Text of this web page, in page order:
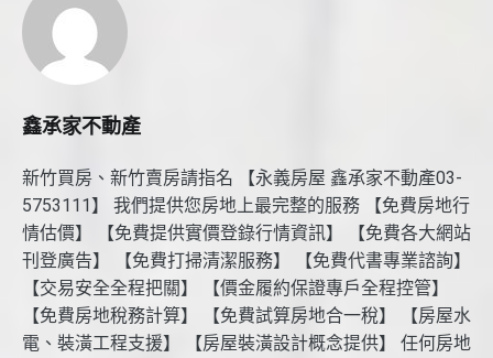
鑫承家不動產
新竹買房、新竹賣房請指名 【永義房屋 鑫承家不動產03-
5753111】 我們提供您房地上最完整的服務 【免費房地行
情估價】 【免費提供實價登錄行情資訊】 【免費各大網站
刊登廣告】 【免費打掃清潔服務】 【免費代書專業諮詢】
【交易安全全程把關】 【價金履約保證專戶全程控管】
【免費房地稅務計算】 【免費試算房地合一稅】 【房屋水
電、裝潢工程支援】 【房屋裝潢設計概念提供】 任何房地